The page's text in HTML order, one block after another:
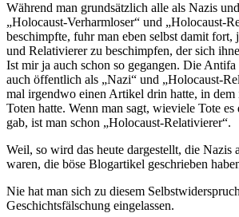
Während man grundsätzlich alle als Nazis
„Holocaust-Verharmloser“ und „Holocaust-
beschimpfte, fuhr man eben selbst damit fort,
und Relativierer zu beschimpfen, der sich
Ist mir ja auch schon so gegangen. Die
auch öffentlich als „Nazi“ und „Holocaust-
mal irgendwo einen Artikel drin hatte, in dem
Toten hatte. Wenn man sagt, wieviele Tote
gab, ist man schon „Holocaust-Relativierer“.
Weil, so wird das heute dargestellt, die Nazis
waren, die böse Blogartikel geschrieben
Nie hat man sich zu diesem
Geschichtsfälschung eingelassen.